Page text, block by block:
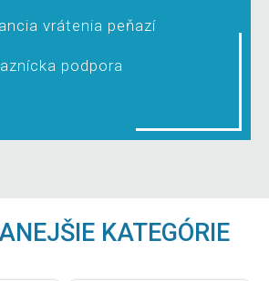
vrátenia peňazí
podpora
KATEGÓRIE